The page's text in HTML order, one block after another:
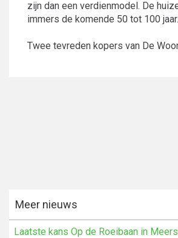
zijn dan een verdienmodel. De
immers de komende 50 tot 100 jaar.
Twee tevreden kopers van De
Meer nieuws
Laatste kans Op de Roeibaan in